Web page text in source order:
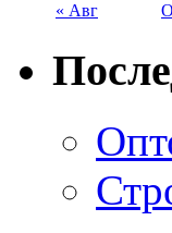
« Авг